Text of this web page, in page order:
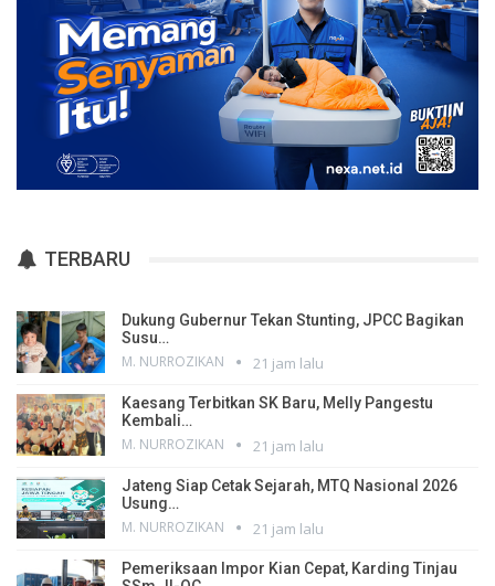
TERBARU
Dukung Gubernur Tekan Stunting, JPCC Bagikan
Susu…
M. NURROZIKAN 21 jam lalu
Kaesang Terbitkan SK Baru, Melly Pangestu
Kembali…
M. NURROZIKAN 21 jam lalu
Jateng Siap Cetak Sejarah, MTQ Nasional 2026
Usung…
M. NURROZIKAN 21 jam lalu
Pemeriksaan Impor Kian Cepat, Karding Tinjau